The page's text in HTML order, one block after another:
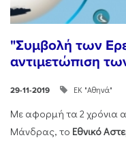
"Συμβολή των
αντιμετώπιση
29-11-2019 ΕΚ "Αθηνά"
Με αφορμή τα 2 χρόνια
Μάνδρας, τo Εθνικό